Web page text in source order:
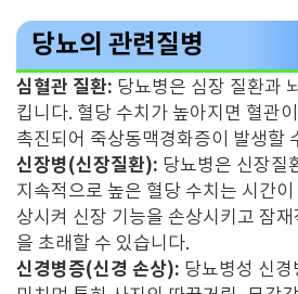
당뇨의 관련질병
심혈관 질환: 당뇨병은 심장 질환과
킵니다. 혈당 수치가 높아지면 혈관
촉진되어 죽상동맥경화증이 발생할
신장병(신장질환): 당뇨병은 신장질
지속적으로 높은 혈당 수치는 시간
상시켜 신장 기능을 손상시키고 잠
을 초래할 수 있습니다.
신경병증(신경 손상): 당뇨병성 신